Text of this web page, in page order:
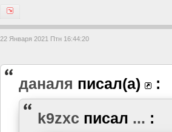
22 Января 2021 Птн 16:44:20
даналя писал(а) :
k9zxc писал ... :